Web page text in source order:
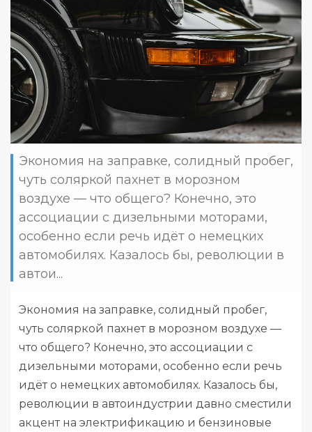
Экономия на заправке, солидный пробег,
чуть соляркой пахнет в морозном
воздухе — что общего? Конечно, это
ассоциации с дизельными моторами,
особенно если речь идёт о немецких
автомобилях. Казалось бы, революции в
автои...
Экономия на заправке, солидный пробег,
чуть соляркой пахнет в морозном воздухе —
что общего? Конечно, это ассоциации с
дизельными моторами, особенно если речь
идёт о немецких автомобилях. Казалось бы,
революции в автоиндустрии давно сместили
акцент на электрификацию и бензиновые